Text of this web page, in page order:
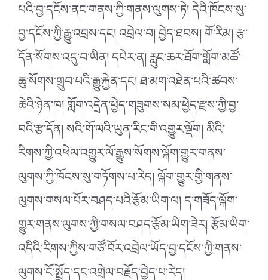
པའི་བྱ་དངོས་ནང་གནས་ཀྱི་གནས་ལུགས་ཏེ། དེའི་ཁོངས་སུ་
བྱ་དངོས་ཀྱི་རྒྱུ་འབྲས་དང། འབྲེལ་བ། བྱེད་ཐབས། གོ་རིམ། རྩ་
དོན་སོགས་འདུ་བ་ཡིན། དཔེར་ན། རླུང་ཆར་ཐོག་གློག་མཚོ་
ཆུ་སོགས་གྲུབ་པའི་རྒྱུ་རྐྱེན་དང། ཐ་མག་འཐེན་པའི་ཚབས་
ཆེའི་ཉེན་ཁ། གློག་འདྲེན་ཕྱེད་གཟུགས་སམ་ཕྱེད་རྫས་ཀྱི་བྱ་
བའི་རྩ་དོན། སའི་གོ་ལའི་ཡུན་རིང་གི་འགྱུར་ལྡོག། མིའི་
རིགས་ཀྱི་འཕེལ་འགྱུར་ལོ་རྒྱུས་སོགས་ལྐོག་གྱུར་གནས་
ལུགས་ཀྱི་ཁོངས་སུ་གཏོགས་པ་རེད། ལྐོག་གྱུར་གྱི་གནས་
ལུགས་གསལ་པོར་བཤད་པའི་རྩོམ་ཡིག་ལ། ད་གཟོད་ལྐོག་
གྱུར་གནས་ལུགས་ཀྱི་གསལ་བཤད་རྩོམ་ཡིག་ཟེར། རྩོམ་ཡིག་
འདིའི་རིགས་ཀྱིས་གཙོ་བོར་འབྲེལ་ཡོད་བྱ་དངོས་ཀྱི་གནས་